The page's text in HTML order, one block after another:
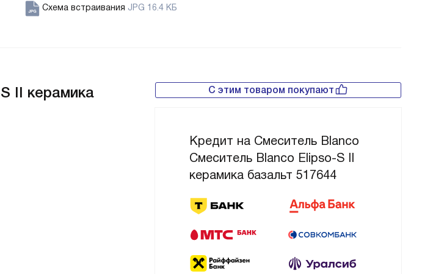
Схема встраивания JPG 16.4 КБ
С этим товаром покупают
Кредит на Смеситель Blanco
Смеситель Blanco Elipso-S II
керамика базальт 517644
II керамика